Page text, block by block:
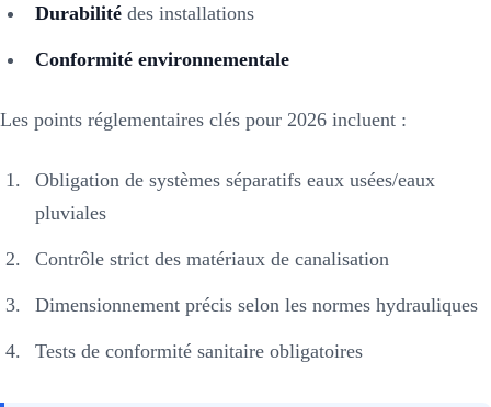
Durabilité des installations
Conformité environnementale
Les points réglementaires clés pour 2026 incluent :
Obligation de systèmes séparatifs eaux usées/eaux
pluviales
Contrôle strict des matériaux de canalisation
Dimensionnement précis selon les normes hydrauliques
Tests de conformité sanitaire obligatoires